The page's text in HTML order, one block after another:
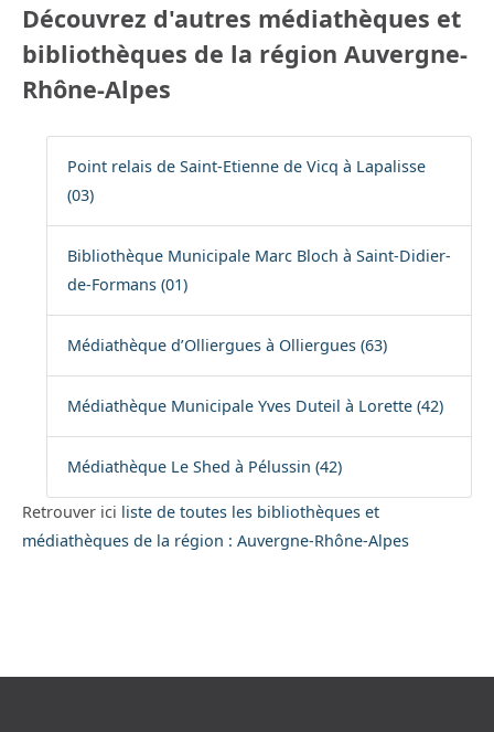
Découvrez d'autres médiathèques et
bibliothèques de la région Auvergne-
Rhône-Alpes
Point relais de Saint-Etienne de Vicq à Lapalisse
(03)
Bibliothèque Municipale Marc Bloch à Saint-Didier-
de-Formans (01)
Médiathèque d’Olliergues à Olliergues (63)
Médiathèque Municipale Yves Duteil à Lorette (42)
Médiathèque Le Shed à Pélussin (42)
Retrouver ici liste de toutes les bibliothèques et
médiathèques de la région : Auvergne-Rhône-Alpes